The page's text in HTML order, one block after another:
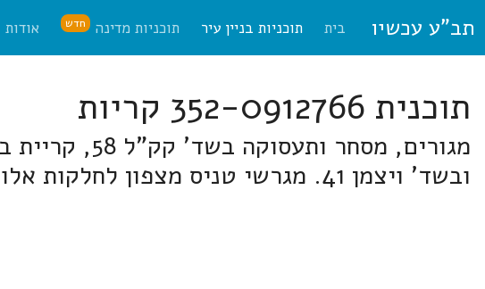
תב"ע עכשיו בית תוכניות בניין עיר תוכניות מדינה חדש אודות
תוכנית 352-0912766 קריות
ובשד' ויצמן 41. מגרשי טניס מצפון לחלקות אלו, דרך